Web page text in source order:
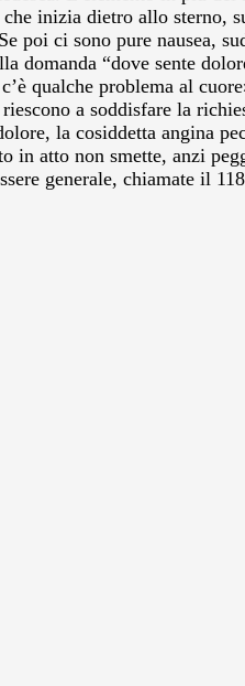
inizia dietro allo sterno,
poi ci sono pure
domanda “dove sente
qualche problema al
a soddisfare la
la cosiddetta angina
atto non smette, anzi
generale, chiamate il